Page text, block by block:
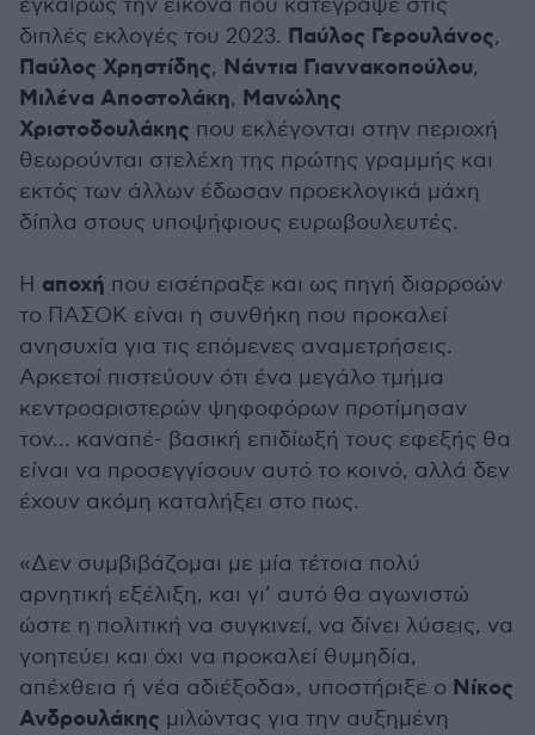
εγκαίρως την εικόνα που κατέγραψε στις
διπλές εκλογές του 2023. Παύλος Γερουλάνος,
Παύλος Χρηστίδης, Νάντια Γιαννακοπούλου,
Μιλένα Αποστολάκη, Μανώλης
Χριστοδουλάκης που εκλέγονται στην περιοχή
θεωρούνται στελέχη της πρώτης γραμμής και
εκτός των άλλων έδωσαν προεκλογικά μάχη
δίπλα στους υποψήφιους ευρωβουλευτές.
Η αποχή που εισέπραξε και ως πηγή διαρροών
το ΠΑΣΟΚ είναι η συνθήκη που προκαλεί
ανησυχία για τις επόμενες αναμετρήσεις.
Αρκετοί πιστεύουν ότι ένα μεγάλο τμήμα
κεντροαριστερών ψηφοφόρων προτίμησαν
τον… καναπέ- βασική επιδίωξή τους εφεξής θα
είναι να προσεγγίσουν αυτό το κοινό, αλλά δεν
έχουν ακόμη καταλήξει στο πως.
«Δεν συμβιβάζομαι με μία τέτοια πολύ
αρνητική εξέλιξη, και γι’ αυτό θα αγωνιστώ
ώστε η πολιτική να συγκινεί, να δίνει λύσεις, να
γοητεύει και όχι να προκαλεί θυμηδία,
απέχθεια ή νέα αδιέξοδα», υποστήριξε ο Νίκος
Ανδρουλάκης μιλώντας για την αυξημένη